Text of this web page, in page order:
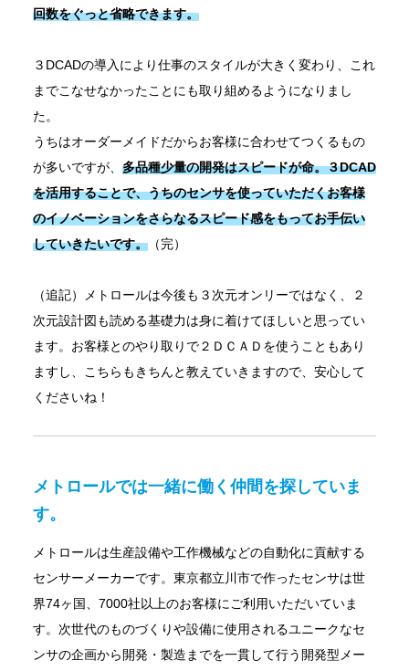
回数をぐっと省略できます。
３DCADの導入により仕事のスタイルが大きく変わり、これ
までこなせなかったことにも取り組めるようになりまし
た。
うちはオーダーメイドだからお客様に合わせてつくるもの
が多いですが、 多品種少量の開発はスピードが命。３DCAD
を活用することで、うちのセンサを使っていただくお客様
のイノベーションをさらなるスピード感をもってお手伝い
していきたいです。（完）
（追記）メトロールは今後も３次元オンリーではなく、２
次元設計図も読める基礎力は身に着けてほしいと思ってい
ます。お客様とのやり取りで２ＤＣＡＤを使うこともあり
ますし、こちらもきちんと教えていきますので、安心して
くださいね！
メトロールでは一緒に働く仲間を探していま
す。
メトロールは生産設備や工作機械などの自動化に貢献する
センサーメーカーです。東京都立川市で作ったセンサは世
界74ヶ国、7000社以上のお客様にご利用いただいていま
す。次世代のものづくりや設備に使用されるユニークなセ
ンサの企画から開発・製造までを一貫して行う開発型メー